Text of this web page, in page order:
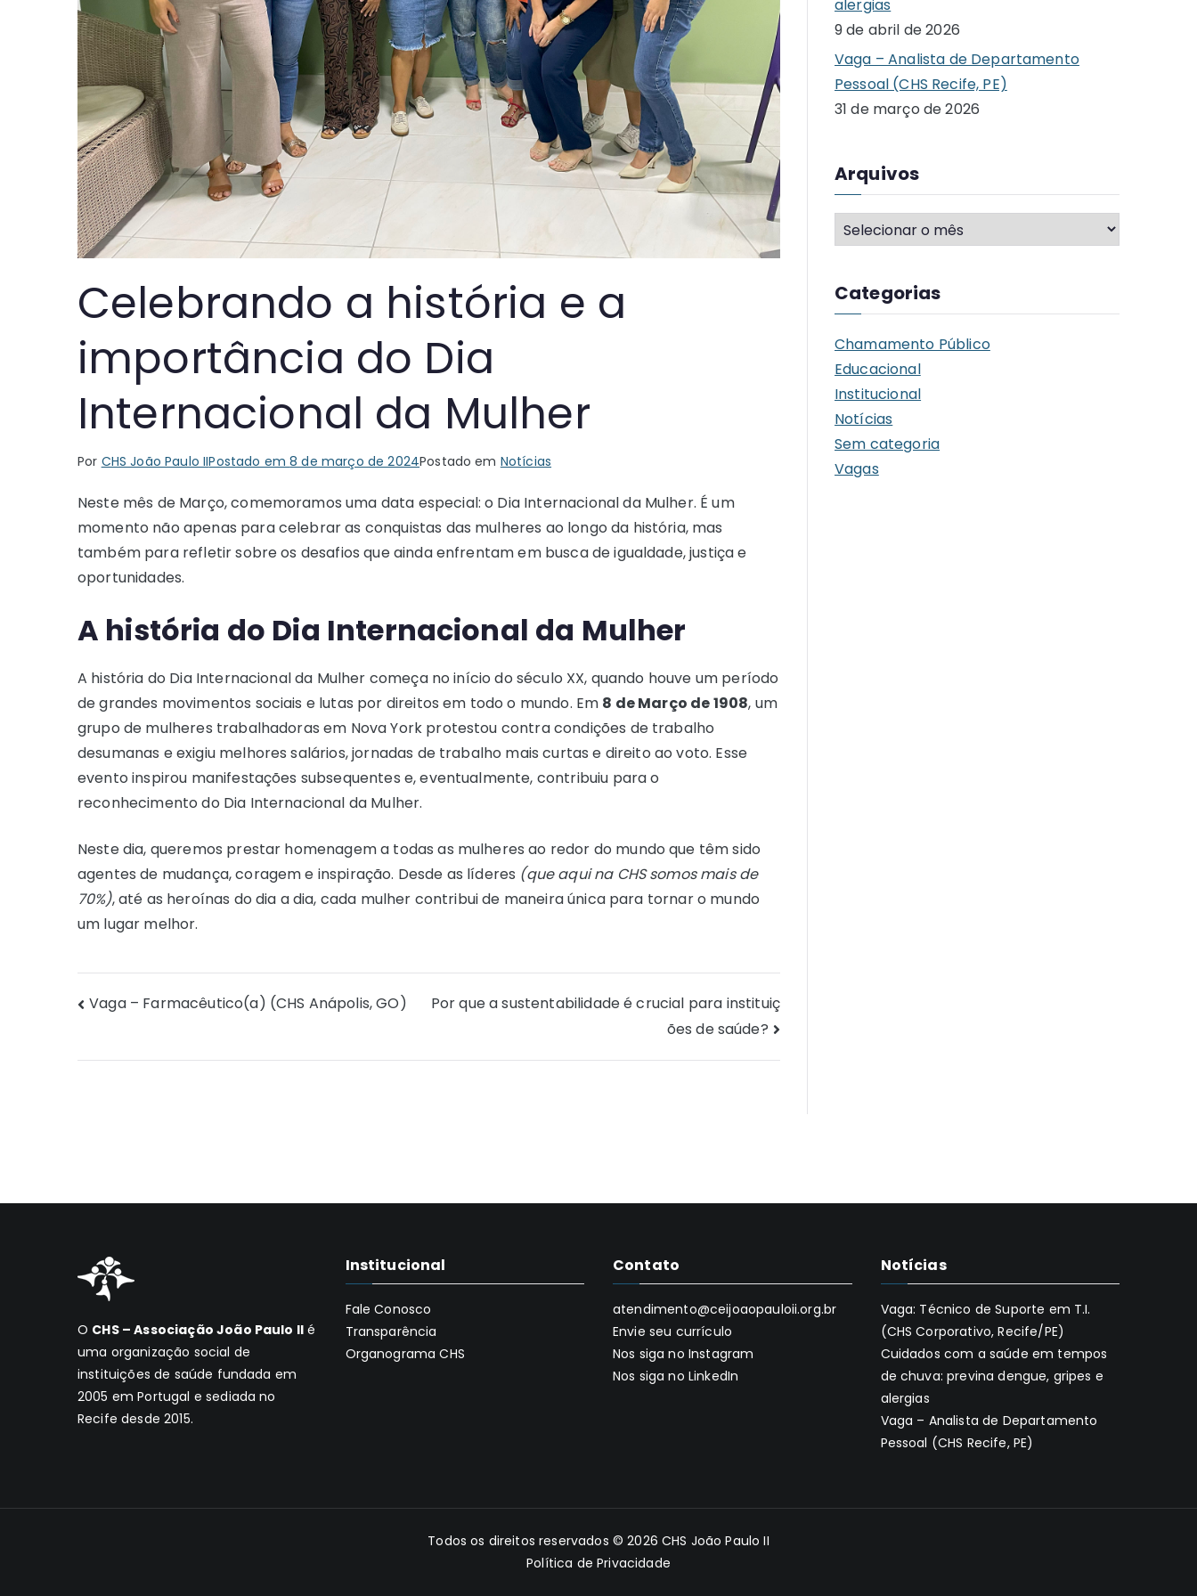
Celebrando a história e a
importância do Dia
Internacional da Mulher
Por CHS João Paulo IIPostado em8 de março de 2024Postado em Notícias
Neste mês de Março, comemoramos uma data especial: o Dia Internacional da Mulher. É um
momento não apenas para celebrar as conquistas das mulheres ao longo da história, mas
também para refletir sobre os desafios que ainda enfrentam em busca de igualdade, justiça e
oportunidades.
A história do Dia Internacional da Mulher
A história do Dia Internacional da Mulher começa no início do século XX, quando houve um período
de grandes movimentos sociais e lutas por direitos em todo o mundo. Em 8 de Março de 1908, um
grupo de mulheres trabalhadoras em Nova York protestou contra condições de trabalho
desumanas e exigiu melhores salários, jornadas de trabalho mais curtas e direito ao voto. Esse
evento inspirou manifestações subsequentes e, eventualmente, contribuiu para o
reconhecimento do Dia Internacional da Mulher.
Neste dia, queremos prestar homenagem a todas as mulheres ao redor do mundo que têm sido
agentes de mudança, coragem e inspiração. Desde as líderes (que aqui na CHS somos mais de
70%), até as heroínas do dia a dia, cada mulher contribui de maneira única para tornar o mundo
um lugar melhor.
Navegação
Vaga – Farmacêutico(a) (CHS Anápolis, GO)
Por que a sustentabilidade é crucial para instituiç
ões de saúde?
alergias
9 de abril de 2026
Vaga – Analista de Departamento
Pessoal (CHS Recife, PE)
31 de março de 2026
Arquivos
A
r
u
v
o
s
Categorias
Chamamento Público
Educacional
Institucional
Notícias
Sem categoria
Vagas
O CHS – Associação João Paulo II é
uma organização social de
instituições de saúde fundada em
2005 em Portugal e sediada no
Recife desde 2015.
Institucional
Fale Conosco
Transparência
Organograma CHS
Contato
atendimento@ceijoaopauloii.org.br
Envie seu currículo
Nos siga no Instagram
Nos siga no LinkedIn
Notícias
Vaga: Técnico de Suporte em T.I.
(CHS Corporativo, Recife/PE)
Cuidados com a saúde em tempos
de chuva: previna dengue, gripes e
alergias
Vaga – Analista de Departamento
Pessoal (CHS Recife, PE)
Todos os direitos reservados © 2026CHS João Paulo II
Política de Privacidade